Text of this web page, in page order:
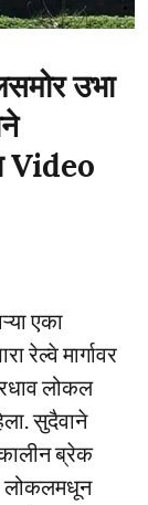
उभा
Video
एका
रेल्वे मार्गावर
लोकल
सुदैवाने
ब्रेक
लोकलमधून